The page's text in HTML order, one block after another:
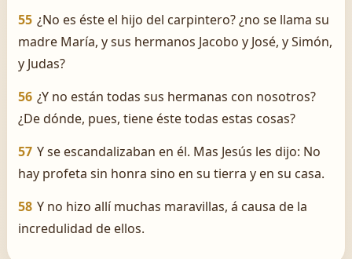
55 ¿No es éste el hijo del carpintero? ¿no se llama su
madre María, y sus hermanos Jacobo y José, y Simón,
y Judas?
56 ¿Y no están todas sus hermanas con nosotros?
¿De dónde, pues, tiene éste todas estas cosas?
57 Y se escandalizaban en él. Mas Jesús les dijo: No
hay profeta sin honra sino en su tierra y en su casa.
58 Y no hizo allí muchas maravillas, á causa de la
incredulidad de ellos.